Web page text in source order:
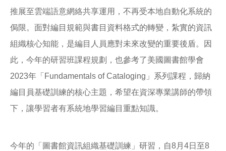
推展至雲端語意網絡共享運用，不再受本地自動化系統的
侷限。面對編目規範與書目資料格式的轉變，紮實的資訊
組織核心知能，是編目人員應對未來改變的重要後盾。因
此，今年的研習班課程規劃，也參考了美國圖書館學會
2023年「Fundamentals of Cataloging」系列課程，歸納
編目員基礎訓練的核心主題，希望在資深專業講師的帶領
下，讓學習者有系統地學習編目重點知識。
今年的「圖書館資訊組織基礎訓練」研習，自8月4日至8